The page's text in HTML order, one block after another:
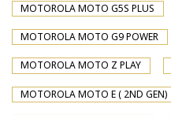
MOTOROLA MOTO G5S PLUS
MOTOROLA MOTO G9 POWER
MOTOROLA MOTO Z PLAY
MOTOROLA MOTO E ( 2ND GEN)